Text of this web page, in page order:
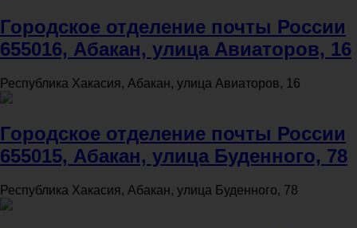
Городское отделение почты России
655016, Абакан, улица Авиаторов, 16
Республика Хакасия, Абакан, улица Авиаторов, 16
Городское отделение почты России
655015, Абакан, улица Буденного, 78
Республика Хакасия, Абакан, улица Буденного, 78